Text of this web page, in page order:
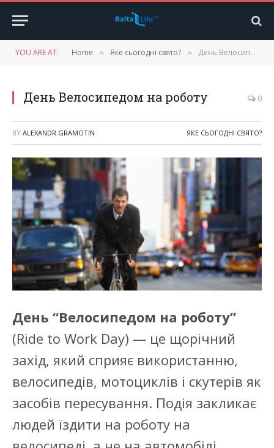
YOU ARE AT: Home » Яке сьогодні свято? » День Велосипедом на роботу
День Велосипедом на роботу 0
BY ALEXANDR GRAMOTIN ЯКЕ СЬОГОДНІ СВЯТО?
День “Велосипедом на роботу”
(Ride to Work Day) — це щорічний
захід, який сприяє використанню,
велосипедів, мотоциклів і скутерів як
засобів пересування. Подія закликає
людей їздити на роботу на